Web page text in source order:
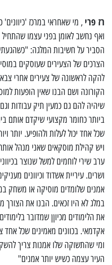
רז פרי , מי שאחראי במרכז
ואף נחשב לאומן בפני עצמו
הסביר על חשיבות המלגה: "כשהגעתי
הצרכים של הצעירים שעוסקים
להקה לראשונה של צעירים אחרי
הקורונה ושם הבנו שאין הופעות
שיהיה להם גם כמעין תיק עבודות
ביותר כחומר מקצועי שיקדם אותם
שכל אחד יכול לעלות ולהופיע. יותר
ושרים. עיריית אשדוד וכיוונים
אמנים שלומדים מוסיקה או משחק
במלג לא היו זכאים. הבנו את הצורך
את הלימודים מכיוןן שמדובר
אקדמאי. בכוונים מאמינים שכל אחד
ומי שהתשוקה שלו אמנות צריך
העיר עצמה כשיש יותר אמנים"